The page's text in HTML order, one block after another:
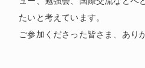
たいと考えています。
ご参加くださった皆さま、あり